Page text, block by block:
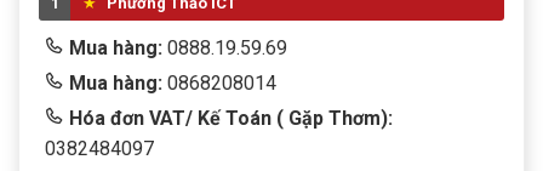
Mua hàng: 0888.19.59.69
Mua hàng: 0868208014
Hóa đơn VAT/ Kế Toán ( Gặp Thơm):
0382484097